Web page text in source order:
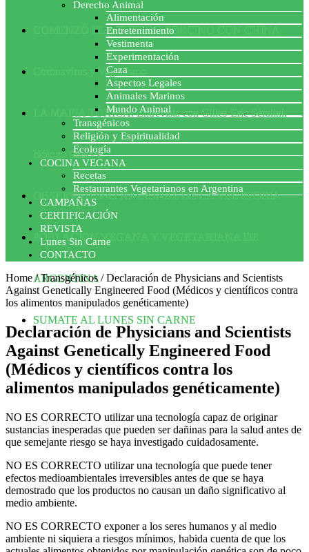
COMENZÓ EL ACUERDO PORCINO CON CHINA
Coronavirus y Veganismo
LA MAFIA TÓXICA: Entrevista con Gilles-Eric Séralini,
biólogo francés
OBSERVATORIO NACIONAL DE LA VEGEFOBIA
POBLACION VEGANA Y VEGETARIANA DE
ARGENTINA
SUMATE AL LUNES SIN CARNE
Derecho Animal
Alimentación
Entretenimiento
Vestimenta
Experimentación
Caza
Aspectos Legales
Animales Marinos
Mundo Animal
Transgénicos
Religión y Espiritualidad
Ecología
COCINA VEGANA
Recetas
Restaurantes Vegetarianos en Argentina
CAMPAÑAS
CERTIFICACIÓN
REVISTA
Lunes Sin Carne
CONTACTO
Home/Transgénicos /Declaración de Physicians and Scientists
Against Genetically Engineered Food (Médicos y científicos contra
los alimentos manipulados genéticamente)
Declaración de Physicians and Scientists
Against Genetically Engineered Food
(Médicos y científicos contra los
alimentos manipulados genéticamente)
NO ES CORRECTO utilizar una tecnología capaz de originar
sustancias inesperadas que pueden ser dañinas para la salud antes de
que semejante riesgo se haya investigado cuidadosamente.
NO ES CORRECTO utilizar una tecnología que puede tener
efectos medioambientales irreversibles antes de que se haya
demostrado que los productos no causan un daño significativo al
medio ambiente.
NO ES CORRECTO exponer a los seres humanos y al medio
ambiente ni siquiera a riesgos mínimos, habida cuenta de que los